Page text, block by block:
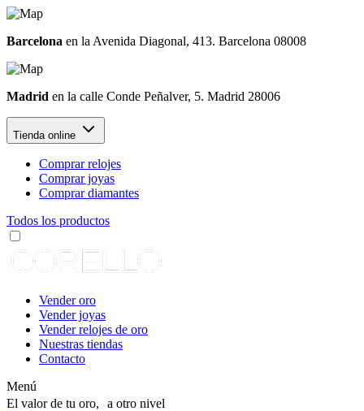
Barcelona en la Avenida Diagonal, 413. Barcelona 08008
Madrid en la calle Conde Peñalver, 5. Madrid 28006
Tienda online
Comprar relojes
Comprar joyas
Comprar diamantes
Todos los productos
Vender oro
Vender joyas
Vender relojes de oro
Nuestras tiendas
Contacto
Menú
El valor de tu oro, a otro nivel